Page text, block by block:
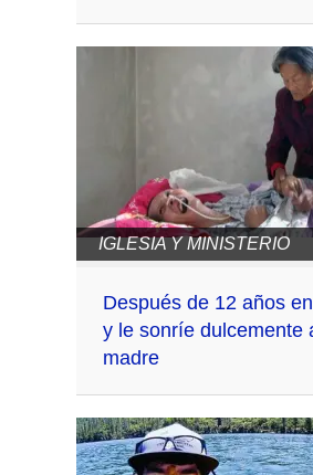
IGLESIA Y MINISTERIO
Después de 12 años
y le sonríe dulcemente
madre